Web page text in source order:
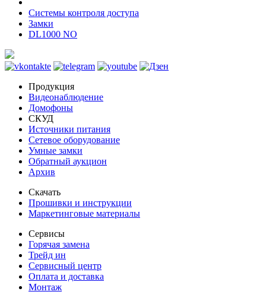
Системы контроля доступа
Замки
DL1000 NO
Продукция
Видеонаблюдение
Домофоны
СКУД
Источники питания
Сетевое оборудование
Умные замки
Обратный аукцион
Архив
Скачать
Прошивки и инструкции
Маркетинговые материалы
Сервисы
Горячая замена
Трейд ин
Сервисный центр
Оплата и доставка
Монтаж